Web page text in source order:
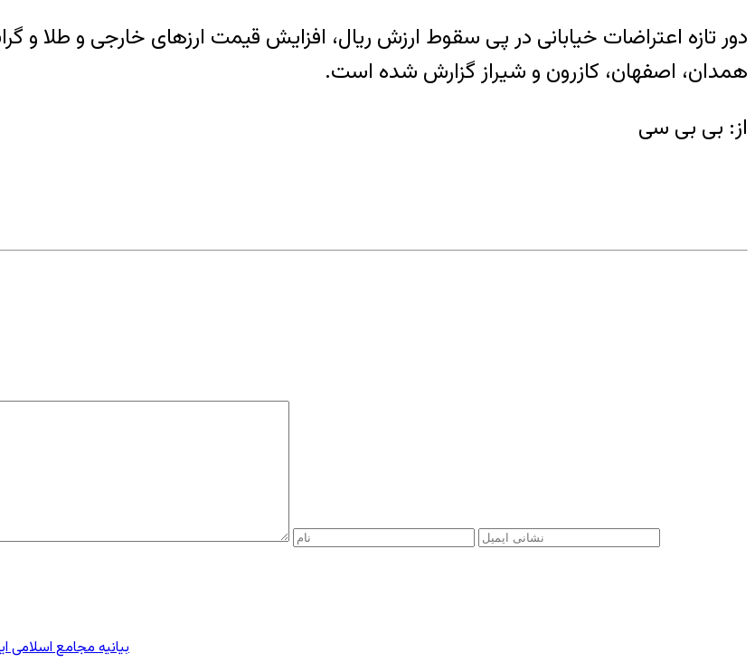
دور تازه اعتراضات خیابانی در پی سقوط ارزش ریال، افزایش قیمت ارزهای خارجی و طلا و
همدان، اصفهان، کازرون و شیراز گزارش شده است.
از: بی بی سی
بیانیه مجامع